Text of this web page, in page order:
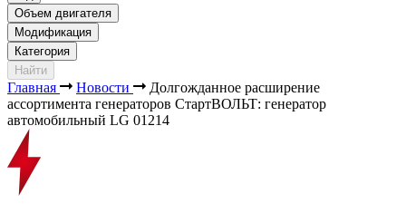
Объем двигателя
Модификация
Категория
Найти
Главная Новости
Долгожданное расширение
ассортимента генераторов СтартВОЛЬТ: генератор
автомобильный LG 01214